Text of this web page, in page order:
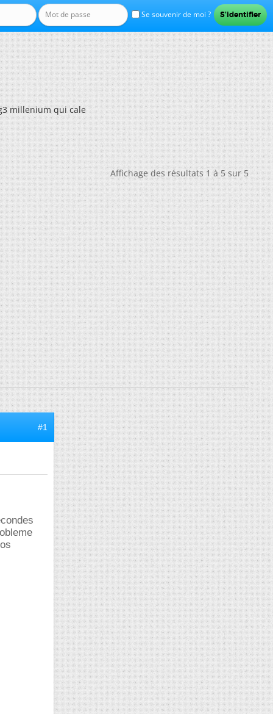
Se souvenir de moi ?
millenium qui cale
Affichage des résultats 1 à 5 sur 5
#1